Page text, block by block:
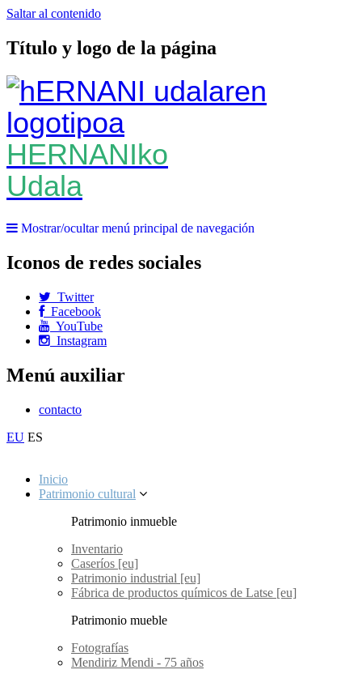
Saltar al contenido
Título y logo de la página
HERNANIko
Udala
Mostrar/ocultar menú principal de navegación
Iconos de redes sociales
Twitter
Facebook
YouTube
Instagram
Menú auxiliar
contacto
EU ES
Inicio
Patrimonio cultural
Patrimonio inmueble
Inventario
Caseríos [eu]
Patrimonio industrial [eu]
Fábrica de productos químicos de Latse [eu]
Patrimonio mueble
Fotografías
Mendiriz Mendi - 75 años